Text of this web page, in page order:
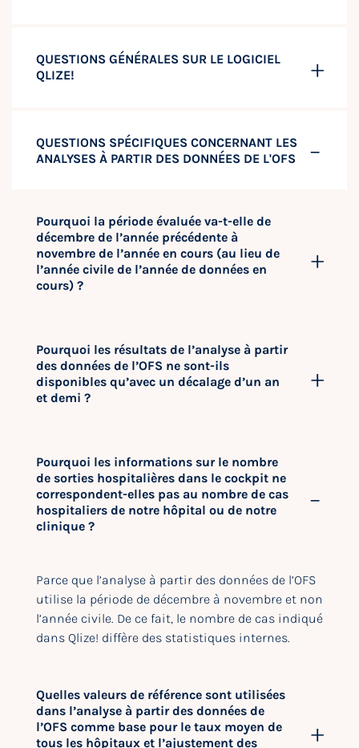
QUESTIONS GÉNÉRALES SUR LE LOGICIEL
QLIZE!
QUESTIONS SPÉCIFIQUES CONCERNANT LES
ANALYSES À PARTIR DES DONNÉES DE L'OFS
Pourquoi la période évaluée va-t-elle de
décembre de l’année précédente à
novembre de l’année en cours (au lieu de
l’année civile de l’année de données en
cours) ?
Pourquoi les résultats de l’analyse à partir
des données de l’OFS ne sont-ils
disponibles qu’avec un décalage d’un an
et demi ?
Pourquoi les informations sur le nombre
de sorties hospitalières dans le cockpit ne
correspondent-elles pas au nombre de cas
hospitaliers de notre hôpital ou de notre
clinique ?
Parce que l’analyse à partir des données de l’OFS
utilise la période de décembre à novembre et non
l’année civile. De ce fait, le nombre de cas indiqué
dans Qlize! diffère des statistiques internes.
Quelles valeurs de référence sont utilisées
dans l’analyse à partir des données de
l’OFS comme base pour le taux moyen de
tous les hôpitaux et l’ajustement des